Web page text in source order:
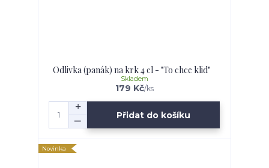
Odlivka (panák) na krk 4 cl - "To chce klid"
179 Kč/ks
Skladem
Přidat do košíku
Novinka